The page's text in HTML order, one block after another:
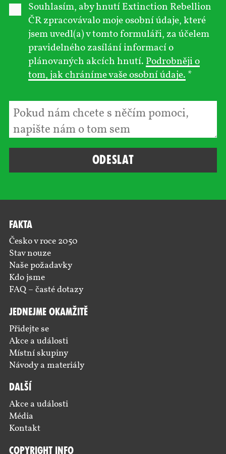
Souhlasím, aby hnutí Extinction Rebellion
ČR zpracovávalo moje osobní údaje, které
jsem uvedl(a) v tomto formuláři, za účelem
pravidelného zasílání informací o
plánovaných akcích hnutí. Podrobněji o
tom, jak chráníme vaše osobní údaje. *
Fakta
Česko v roce 2050
Stav nouze
Naše požadavky
Kdo jsme
FAQ – časté dotazy
Jednejme okamžitě
Přidejte se
Akce a události
Místní skupiny
Návody a materiály
Další
Akce a události
Média
Kontakt
Copyright Info